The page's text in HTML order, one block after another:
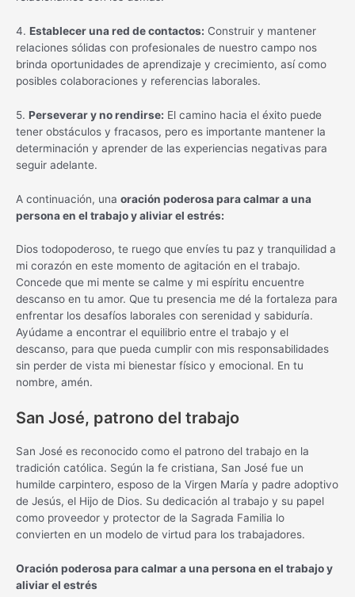
4. Establecer una red de contactos: Construir y mantener
relaciones sólidas con profesionales de nuestro campo nos
brinda oportunidades de aprendizaje y crecimiento, así como
posibles colaboraciones y referencias laborales.
5. Perseverar y no rendirse: El camino hacia el éxito puede
tener obstáculos y fracasos, pero es importante mantener la
determinación y aprender de las experiencias negativas para
seguir adelante.
A continuación, una oración poderosa para calmar a una
persona en el trabajo y aliviar el estrés:
Dios todopoderoso, te ruego que envíes tu paz y tranquilidad a
mi corazón en este momento de agitación en el trabajo.
Concede que mi mente se calme y mi espíritu encuentre
descanso en tu amor. Que tu presencia me dé la fortaleza para
enfrentar los desafíos laborales con serenidad y sabiduría.
Ayúdame a encontrar el equilibrio entre el trabajo y el
descanso, para que pueda cumplir con mis responsabilidades
sin perder de vista mi bienestar físico y emocional. En tu
nombre, amén.
San José, patrono del trabajo
San José es reconocido como el patrono del trabajo en la
tradición católica. Según la fe cristiana, San José fue un
humilde carpintero, esposo de la Virgen María y padre adoptivo
de Jesús, el Hijo de Dios. Su dedicación al trabajo y su papel
como proveedor y protector de la Sagrada Familia lo
convierten en un modelo de virtud para los trabajadores.
Oración poderosa para calmar a una persona en el trabajo y
aliviar el estrés